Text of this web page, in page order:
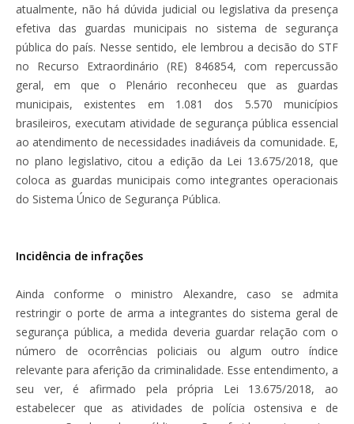
atualmente, não há dúvida judicial ou legislativa da presença
efetiva das guardas municipais no sistema de segurança
pública do país. Nesse sentido, ele lembrou a decisão do STF
no Recurso Extraordinário (RE) 846854, com repercussão
geral, em que o Plenário reconheceu que as guardas
municipais, existentes em 1.081 dos 5.570 municípios
brasileiros, executam atividade de segurança pública essencial
ao atendimento de necessidades inadiáveis da comunidade. E,
no plano legislativo, citou a edição da Lei 13.675/2018, que
coloca as guardas municipais como integrantes operacionais
do Sistema Único de Segurança Pública.
Incidência de infrações
Ainda conforme o ministro Alexandre, caso se admita
restringir o porte de arma a integrantes do sistema geral de
segurança pública, a medida deveria guardar relação com o
número de ocorrências policiais ou algum outro índice
relevante para aferição da criminalidade. Esse entendimento, a
seu ver, é afirmado pela própria Lei 13.675/2018, ao
estabelecer que as atividades de polícia ostensiva e de